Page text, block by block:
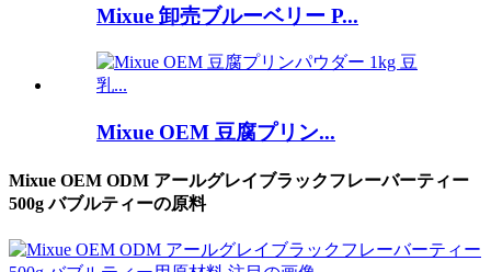
Mixue 卸売ブルーベリー P...
Mixue OEM 豆腐プリン...
Mixue OEM ODM アールグレイブラックフレーバーティー
500g バブルティーの原料